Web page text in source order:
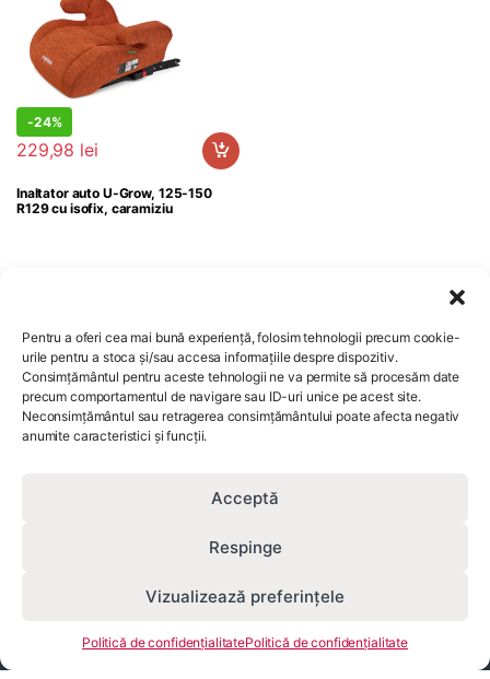
Pentru a oferi cea mai bună experiență, folosim tehnologii precum cookie-
urile pentru a stoca și/sau accesa informațiile despre dispozitiv.
Consimțământul pentru aceste tehnologii ne va permite să procesăm date
precum comportamentul de navigare sau ID-uri unice pe acest site.
Neconsimțământul sau retragerea consimțământului poate afecta negativ
anumite caracteristici și funcții.
Acceptă
Respinge
Vizualizează preferințele
Politică de confidențialitatePolitică de confidențialitate
Inaltator auto U-Grow, 125-150
R129 cu isofix, caramiziu
-24%
229,98 lei
303,99lei
Comenzi si livrare
0756 824 557